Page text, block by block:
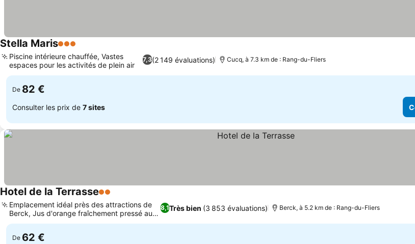
Stella Maris3 Étoiles
7,3(2 149 évaluations)
Piscine intérieure chauffée, Vastes
espaces pour les activités de plein air
Cucq, à 7.3 km de : Rang-du-Fliers
De 82 €
Consulter les prix de 7 sites
Hotel de la Terrasse2 Étoiles
8,1Très bien (3 853 évaluations)
Emplacement idéal près des attractions de
Berck, Jus d'orange fraîchement pressé au
petit-déjeuner
Berck, à 5.2 km de : Rang-du-Fliers
De 62 €